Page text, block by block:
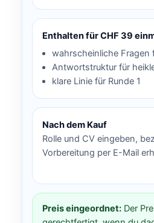
Enthalten für CHF 39
wahrscheinliche Fragen
Antwortstruktur für
klare Linie für Runde 1
Nach dem Kauf
Rolle und CV eingeben,
Vorbereitung per E-Mail
Preis eingeordnet: Der